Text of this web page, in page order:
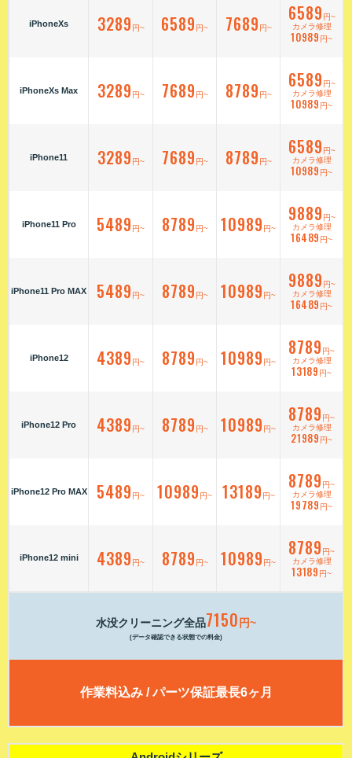
iPhoneXs
iPhoneXs Max
iPhone11
iPhone11 Pro
iPhone11 Pro MAX
iPhone12
iPhone12 Pro
iPhone12 Pro MAX
iPhone12 mini
3289 円~ 6589 円~ 7689 円~
6589 円~
カメラ修理
10989 円~
3289 円~ 7689 円~ 8789 円~
6589 円~
カメラ修理
10989 円~
3289 円~ 7689 円~ 8789 円~
6589 円~
カメラ修理
10989 円~
5489 円~ 8789 円~ 10989 円~
9889 円~
カメラ修理
16489 円~
5489 円~ 8789 円~ 10989 円~
9889 円~
カメラ修理
16489 円~
4389 円~ 8789 円~ 10989 円~
8789 円~
カメラ修理
13189 円~
4389 円~ 8789 円~ 10989 円~
8789 円~
カメラ修理
21989 円~
5489 円~ 10989 円~ 13189 円~
8789 円~
カメラ修理
19789 円~
4389 円~ 8789 円~ 10989 円~
8789 円~
カメラ修理
13189 円~
水没クリーニング全品7150 円~
(データ確認できる状態での料金)
作業料込み / パーツ保証最長6ヶ月